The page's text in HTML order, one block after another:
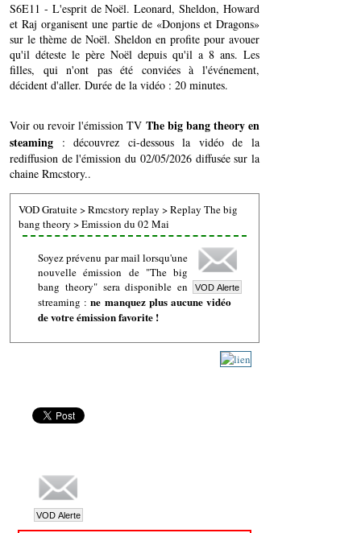
S6E11 - L'esprit de Noël. Leonard, Sheldon, Howard
et Raj organisent une partie de «Donjons et Dragons»
sur le thème de Noël. Sheldon en profite pour avouer
qu'il déteste le père Noël depuis qu'il a 8 ans. Les
filles, qui n'ont pas été conviées à l'événement,
décident d'aller. Durée de la vidéo : 20 minutes.
Voir ou revoir l'émission TV The big bang theory en
steaming : découvrez ci-dessous la vidéo de la
rediffusion de l'émission du 02/05/2026 diffusée sur la
chaine Rmcstory..
VOD Gratuite>Rmcstory replay >Replay The big
bang theory >Emission du 02 Mai
Soyez prévenu par mail lorsqu'une
nouvelle émission de "The big
bang theory" sera disponible en
streaming :ne manquez plus aucune vidéo
de votre émission favorite !